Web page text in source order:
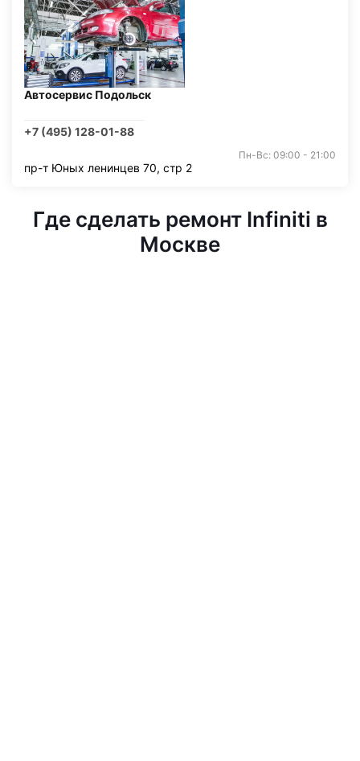
Автосервис Подольск
+7 (495) 128-01-88
Пн-Вс: 09:00 - 21:00
пр-т Юных ленинцев 70, стр 2
Где сделать ремонт Infiniti в
Москве